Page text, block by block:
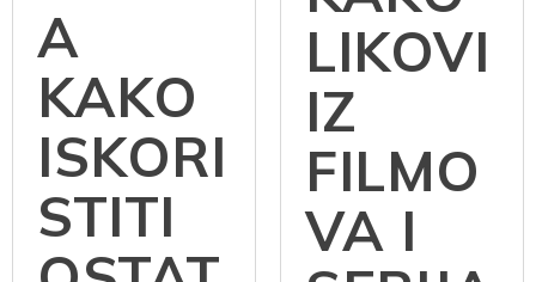
A
KAKO
ISKORI
STITI
LIKOVI
IZ
FILMO
VA I